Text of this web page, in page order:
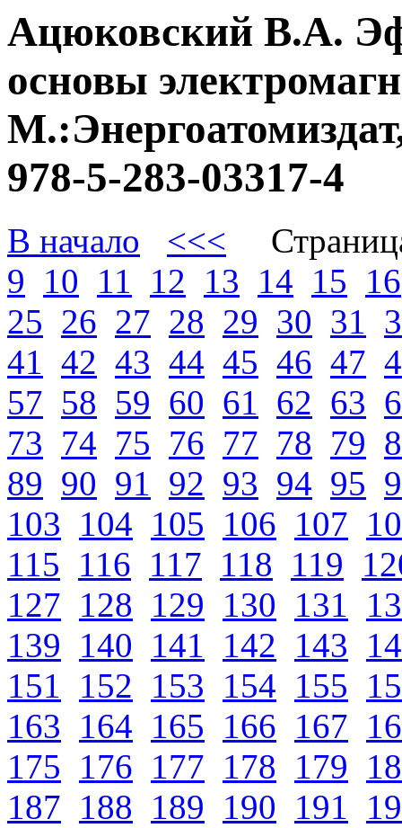
Ацюковский В.А.
основы
978-5-283-03317-4
В начало <<<
9 10 11 12 13 14 15 16
25 26 27 28 29 30 31
41 42 43 44 45 46 47
57 58 59 60 61 62 63
73 74 75 76 77 78 79
89 90 91 92 93 94 95
103 104 105 106 107
115 116 117 118 119
127 128 129 130 131
139 140 141 142 143
151
152 153 154 155
163 164 165 166 167
175 176 177 178 179
187 188 189 190 191